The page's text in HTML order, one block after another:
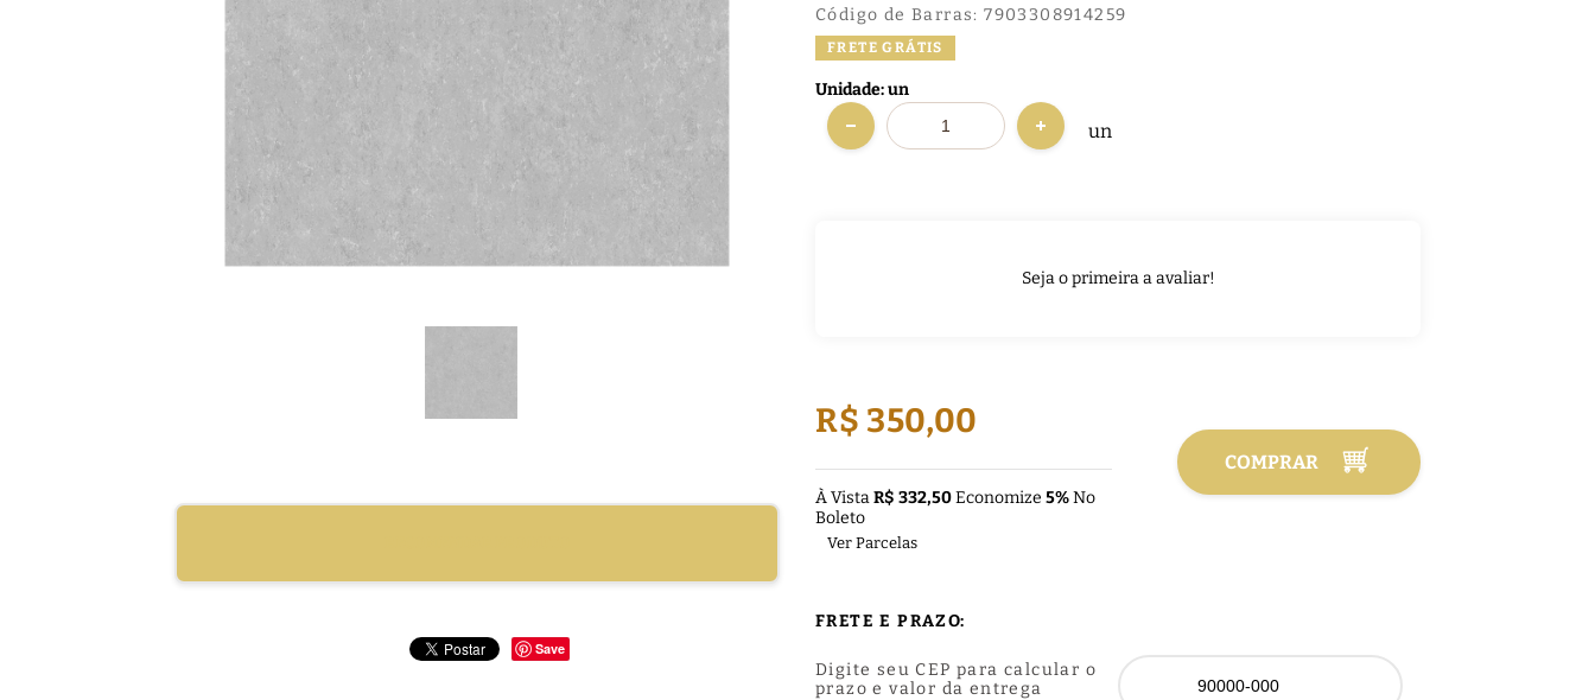
Save
Código de Barras:7903308914259
FRETE GRÁTIS
Seja o primeira a avaliar!
Unidade: un
un
R$ 350,00
À VistaR$ 332,50Economize 5%No
Boleto
Ver Parcelas
COMPRAR
FRETE E PRAZO:
Digite seu CEP para calcular o
prazo e valor da entrega